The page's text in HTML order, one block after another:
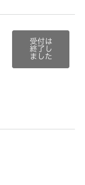
受付は
終了し
ました